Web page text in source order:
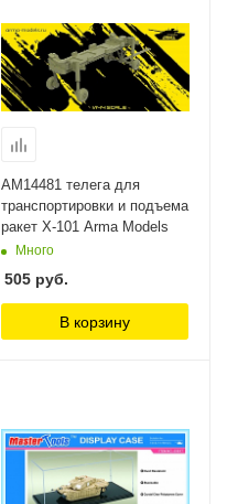
AM14481 телега для
транспортировки и подъема
ракет Х-101 Arma Models
Много
505 руб.
В корзину